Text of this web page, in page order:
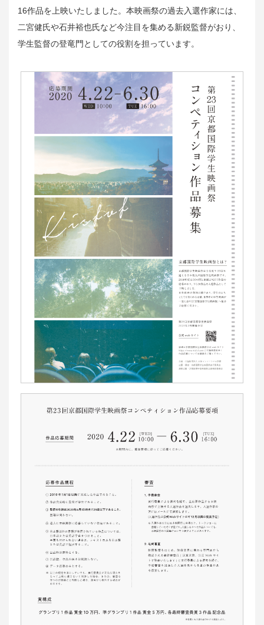
16作品を上映いたしました。本映画祭の過去入選作家には、
二宮健氏や石井裕也氏など今注目を集める新鋭監督がおり、
学生監督の登竜門としての役割を担っています。